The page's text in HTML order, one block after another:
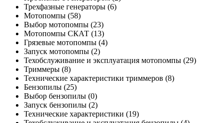
Трехфазные генераторы (6)
Мотопомпы (58)
Выбор мотопомпы (23)
Мотопомпы СКАТ (13)
Грязевые мотопомпы (4)
Запуск мотопомпы (2)
Техобслуживание и эксплуатация мотопомпы (29)
Триммеры (8)
Технические характеристики триммеров (8)
Бензопилы (25)
Выбор бензопилы (0)
Запуск бензопилы (2)
Технические характеристики (19)